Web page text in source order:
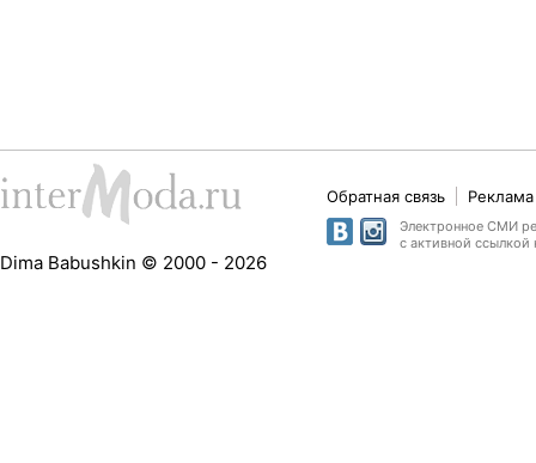
Dima Babushkin © 2000 - 2026
Обратная связь
Электронное СМИ
с активной ссылкой